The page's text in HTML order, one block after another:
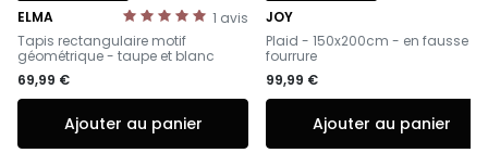
1 avis
ELMA
-
Tapis rectangulaire motif
géométrique - taupe et blanc
69,99 €
Ajouter au panier
JOY
-
Plaid - 150x200cm - en fausse
fourrure
99,99 €
Ajouter au panier